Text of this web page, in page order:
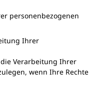
personenbezogenen
Ihrer
Verarbeitung Ihrer
wenn Ihre Rechte